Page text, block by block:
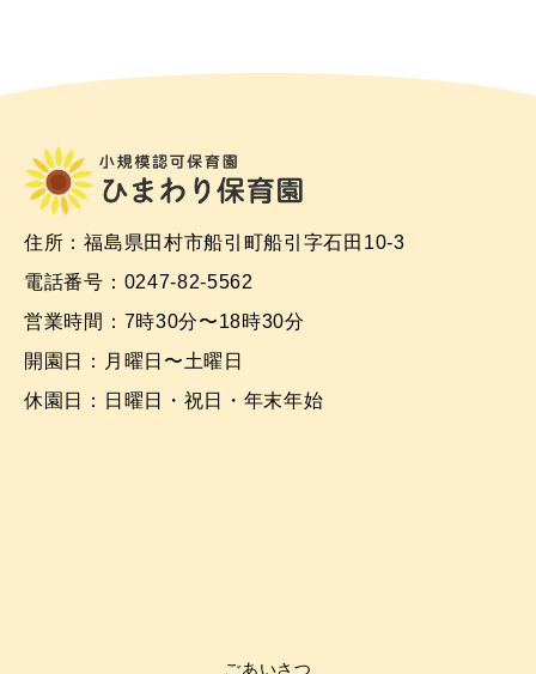
住所：福島県田村市船引町船引字石田10-3
電話番号：0247-82-5562
営業時間：7時30分〜18時30分
開園日：月曜日〜土曜日
休園日：日曜日・祝日・年末年始
ごあいさつ